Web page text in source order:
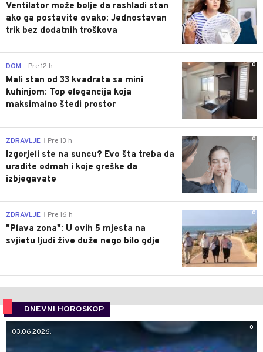
Ventilator može bolje da rashladi stan
ako ga postavite ovako: Jednostavan
trik bez dodatnih troškova
0
DOM Pre 12 h
Mali stan od 33 kvadrata sa mini
kuhinjom: Top elegancija koja
maksimalno štedi prostor
0
ZDRAVLJE Pre 13 h
Izgorjeli ste na suncu? Evo šta treba da
uradite odmah i koje greške da
izbjegavate
0
ZDRAVLJE Pre 16 h
"Plava zona": U ovih 5 mjesta na
svjietu ljudi žive duže nego bilo gdje
DNEVNI HOROSKOP
0
03.06.2026.